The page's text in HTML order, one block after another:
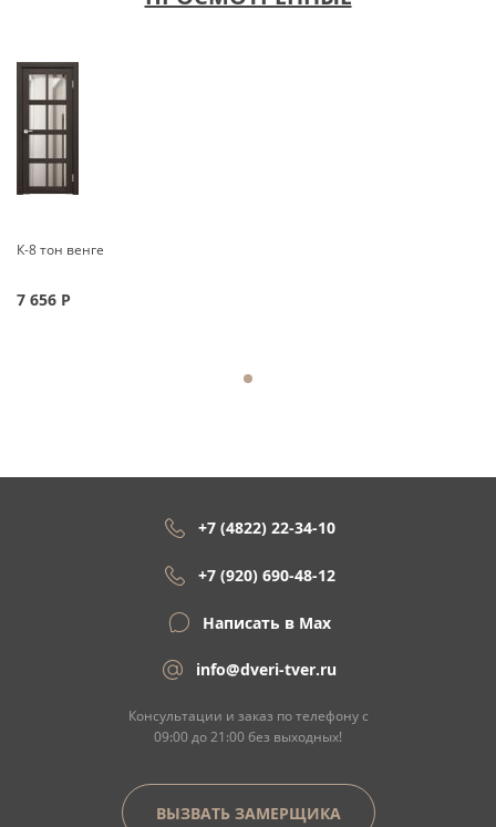
К-8 тон венге
7 656 Р
+7 (4822) 22-34-10
+7 (920) 690-48-12
Написать в Max
info@dveri-tver.ru
Консультации и заказ по телефону с
09:00 до 21:00 без выходных!
ВЫЗВАТЬ ЗАМЕРЩИКА